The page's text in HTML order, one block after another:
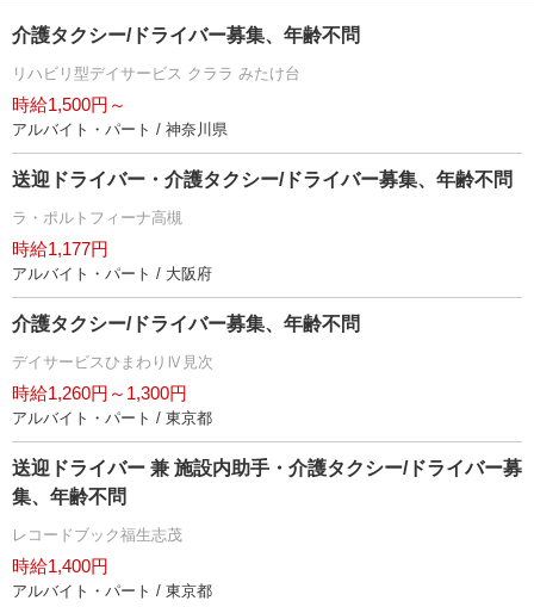
介護タクシー/ドライバー募集、年齢不問
リハビリ型デイサービス クララ みたけ台
時給1,500円～
アルバイト・パート / 神奈川県
送迎ドライバー・介護タクシー/ドライバー募集、年齢不問
ラ・ポルトフィーナ高槻
時給1,177円
アルバイト・パート / 大阪府
介護タクシー/ドライバー募集、年齢不問
デイサービスひまわりⅣ見次
時給1,260円～1,300円
アルバイト・パート / 東京都
送迎ドライバー 兼 施設内助手・介護タクシー/ドライバー募
集、年齢不問
レコードブック福生志茂
時給1,400円
アルバイト・パート / 東京都